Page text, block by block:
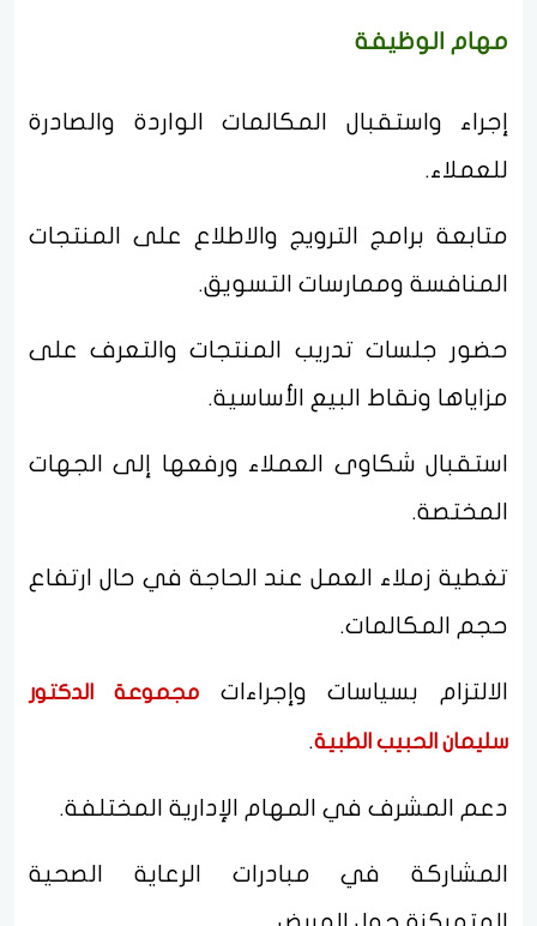
مهام الوظيفة
إجراء واستقبال المكالمات الواردة والصادرة
للعملاء.
متابعة برامج الترويج والاطلاع على المنتجات
المنافسة وممارسات التسويق.
حضور جلسات تدريب المنتجات والتعرف على
مزاياها ونقاط البيع الأساسية.
استقبال شكاوى العملاء ورفعها إلى الجهات
المختصة.
تغطية زملاء العمل عند الحاجة في حال ارتفاع
حجم المكالمات.
الالتزام بسياسات وإجراءاتمجموعة الدكتور
سليمان الحبيب الطبية.
دعم المشرف في المهام الإدارية المختلفة.
المشاركة في مبادرات الرعاية الصحية